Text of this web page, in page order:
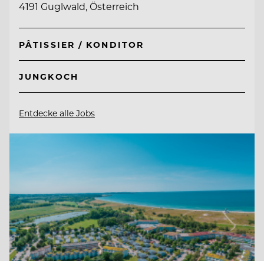
4191 Guglwald, Österreich
PÂTISSIER / KONDITOR
JUNGKOCH
Entdecke alle Jobs